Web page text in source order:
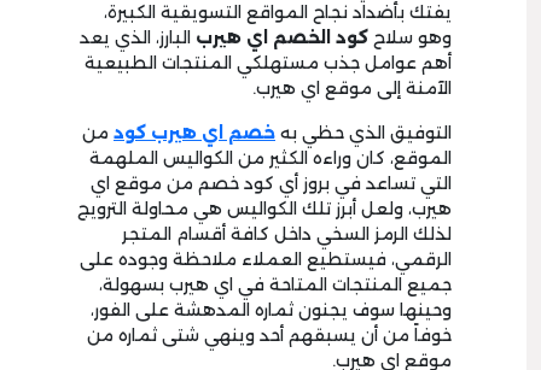
يفتك بأضداد نجاح المواقع التسويقية الكبيرة،
وهو سلاح كود الخصم اي هيرب البارز، الذي يعد
أهم عوامل جذب مستهلكي المنتجات الطبيعية
الآمنة إلى موقع اي هيرب.
التوفيق الذي حظي به خصم اي هيرب كود من
الموقع، كان وراءه الكثير من الكواليس الملهمة
التي تساعد في بروز أي كود خصم من موقع اي
هيرب، ولعل أبرز تلك الكواليس هي محاولة الترويج
لذلك الرمز السخي داخل كافة أقسام المتجر
الرقمي، فيستطيع العملاء ملاحظة وجوده على
جميع المنتجات المتاحة في اي هيرب بسهولة،
وحينها سوف يجنون ثماره المدهشة على الفور،
خوفاً من أن يسبقهم أحد وينهي شتى ثماره من
موقع اي هيرب.